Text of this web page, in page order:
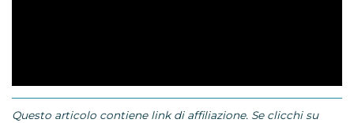
Questo articolo contiene link di affiliazione. Se clicchi su